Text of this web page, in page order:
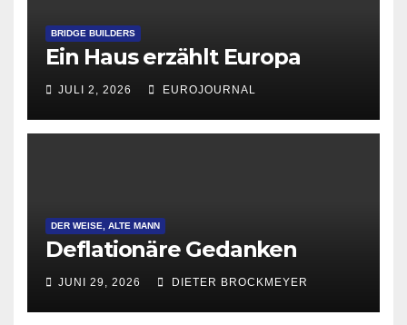
BRIDGE BUILDERS
Ein Haus erzählt Europa
JULI 2, 2026 EUROJOURNAL
DER WEISE, ALTE MANN
Deflationäre Gedanken
JUNI 29, 2026 DIETER BROCKMEYER